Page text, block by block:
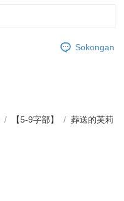
Sokongan
【5-9字部】
葬送的芙莉